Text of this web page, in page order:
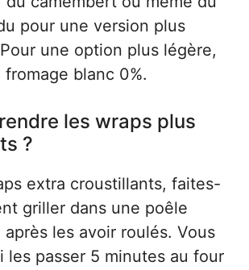
pour une version plus
une option plus légère,
blanc 0%.
les wraps plus
?
extra croustillants, faites-
griller dans une poêle
les avoir roulés. Vous
les passer 5 minutes au four